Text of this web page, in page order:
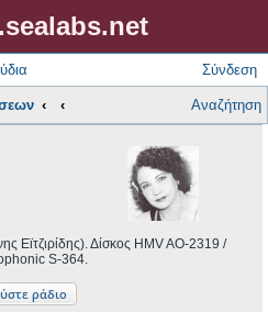
Σύνδεση
Αναζήτηση
Εϊτζιρίδης). Δίσκος HMV AO-2319 /
S-364.